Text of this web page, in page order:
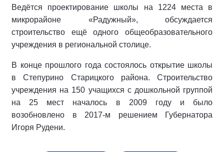
Ведётся проектирование школы на 1224 места в
микрорайоне «Радужный», обсуждается
строительство ещё одного общеобразовательного
учреждения в региональной столице.
В конце прошлого года состоялось открытие школы
в Степурино Старицкого района. Строительство
учреждения на 150 учащихся с дошкольной группой
на 25 мест началось в 2009 году и было
возобновлено в 2017-м решением Губернатора
Игоря Рудени.